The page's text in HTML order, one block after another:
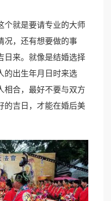
就是要请专业的大师
况，还有想要做的事
日来。就像是结婚选择
的出生年月日时来选
相合，最好不要与双方
的吉日，才能在婚后美